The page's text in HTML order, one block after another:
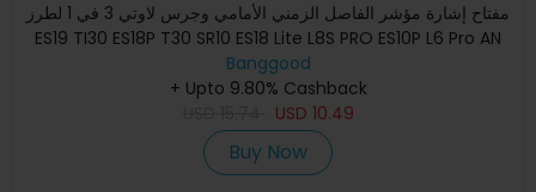
مفتاح إشارة مؤشر الفاصل الزمني الأمامي وجرس لاوتي 3 في 1 لطرز
ES19 TI30 ES18P T30 SR10 ES18 Lite L8S PRO ES10P L6 Pro AN
Banggood
+ Upto 9.80% Cashback
USD 10.49
Buy Now